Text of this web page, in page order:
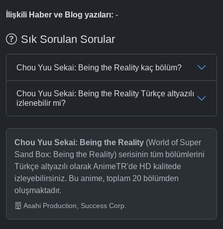
İlişkili Haber ve Blog yazıları: -
Sık Sorulan Sorular
Chou Yuu Sekai: Being the Reality kaç bölüm?
Chou Yuu Sekai: Being the Reality Türkçe altyazılı
izlenebilir mi?
Chou Yuu Sekai: Being the Reality (World of Super
Sand Box: Being the Reality) serisinin tüm bölümlerini
Türkçe altyazılı olarak AnimeTR'de HD kalitede
izleyebilirsiniz. Bu anime, toplam 20 bölümden
oluşmaktadır.
Asahi Production, Success Corp.